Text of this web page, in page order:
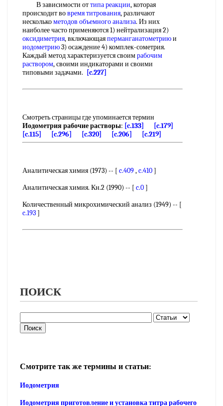
В зависимости оттипа реакции, которая
происходит вовремя титрования, различают
несколькометодов объемного анализа. Из них
наиболее часто применяются 1) нейтрализация 2)
оксидиметрия, включающаяперманганатометриюи
иодометрию3) осаждение 4) комплек-сометрия.
Каждый метод характеризуется своимрабочим
раствором, своими индикаторами и своими
типовыми задачами.
[c.227]
Смотреть страницы где упоминается термин
Иодометрия рабочие растворы: [c.133]
[c.179]
[c.115]
[c.296] [c.320] [c.206] [c.219]
Аналитическая химия (1973) -- [ c.409,c.410]
Аналитическая химия. Кн.2 (1990) -- [ c.0]
Количественный микрохимический анализ (1949) -- [
c.193]
ПОИСК
Смотрите так же термины и статьи:
Иодометрия
Иодометрия приготовление и установка титра рабочего